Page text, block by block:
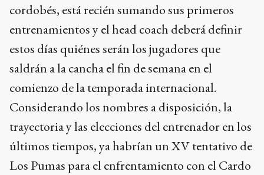
cordobés, está recién sumando sus primeros
entrenamientos y el head coach deberá definir
estos días quiénes serán los jugadores que
saldrán a la cancha el fin de semana en el
comienzo de la temporada internacional.
Considerando los nombres a disposición, la
trayectoria y las elecciones del entrenador en los
últimos tiempos, ya habrían un XV tentativo de
Los Pumas para el enfrentamiento con el Cardo